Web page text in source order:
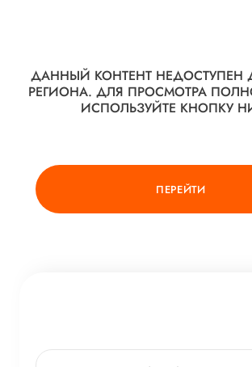
ДАННЫЙ КОНТЕНТ НЕДОСТУПЕН
РЕГИОНА. ДЛЯ ПРОСМОТРА
ИСПОЛЬЗУЙТЕ КНОПКУ
ПЕРЕЙТИ